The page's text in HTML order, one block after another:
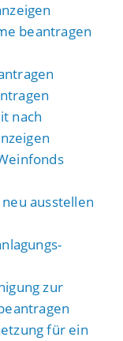
beantragen
nach
ausstellen
zur
für ein